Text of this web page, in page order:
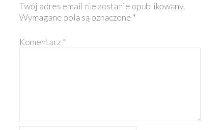
Twój adres email nie zostanie opublikowany.
Wymagane pola są oznaczone *
Komentarz*